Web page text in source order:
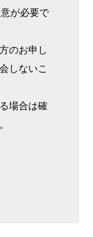
が必要で
のお申し
しないこ
場合は確